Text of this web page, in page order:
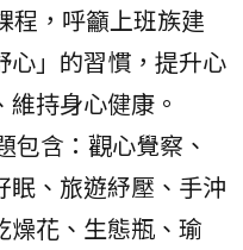
程，呼籲上班族建
心」的習慣，提升心
持身心健康。
包含：觀心覺察、
眠、旅遊紓壓、手沖
燥花、生態瓶、瑜